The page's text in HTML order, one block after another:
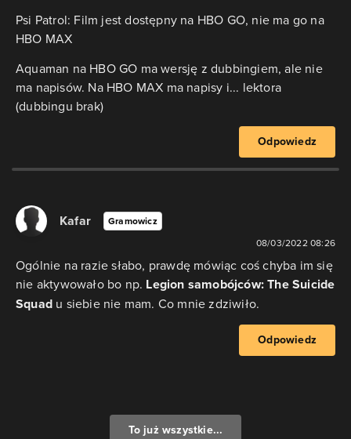
Psi Patrol: Film jest dostępny na HBO GO, nie ma go na
HBO MAX
Aquaman na HBO GO ma wersję z dubbingiem, ale nie
ma napisów. Na HBO MAX ma napisy i... lektora
(dubbingu brak)
Odpowiedz
Kafar Gramowicz
08/03/2022 08:26
Ogólnie na razie słabo, prawdę mówiąc coś chyba im się
nie aktywowało bo np. ​ Legion samobójców: The Suicide
Squad u siebie nie mam. Co mnie zdziwiło.​
Odpowiedz
To już wszystkie...